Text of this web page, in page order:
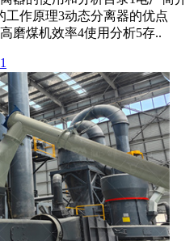
工作原理3动态分离器的优点
磨煤机效率4使用分析5存..